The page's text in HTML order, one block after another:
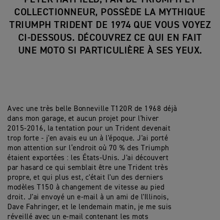
COLLECTIONNEUR, POSSÈDE LA MYTHIQUE
TRIUMPH TRIDENT DE 1974 QUE VOUS VOYEZ
CI-DESSOUS. DÉCOUVREZ CE QUI EN FAIT
UNE MOTO SI PARTICULIÈRE À SES YEUX.
Avec une très belle Bonneville T120R de 1968 déjà
dans mon garage, et aucun projet pour l'hiver
2015-2016, la tentation pour un Trident devenait
trop forte - j'en avais eu un à l'époque. J'ai porté
mon attention sur l’endroit où 70 % des Triumph
étaient exportées : les États-Unis. J'ai découvert
par hasard ce qui semblait être une Trident très
propre, et qui plus est, c'était l'un des derniers
modèles T150 à changement de vitesse au pied
droit. J'ai envoyé un e-mail à un ami de l'Illinois,
Dave Fahringer, et le lendemain matin, je me suis
réveillé avec un e-mail contenant les mots